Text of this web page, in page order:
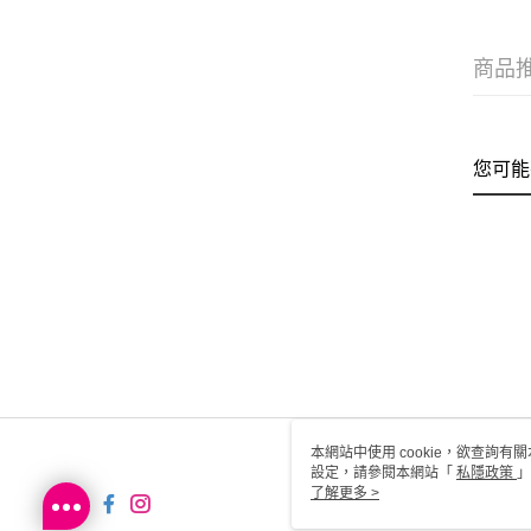
商品
您可
本網站中使用 cookie，欲查詢有
設定，請參閱本網站「 私隱政策
用 cookie。
了解更多 >